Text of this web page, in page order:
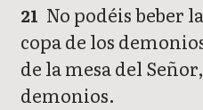
21 No podéis beber
copa de los
de la mesa del
demonios.